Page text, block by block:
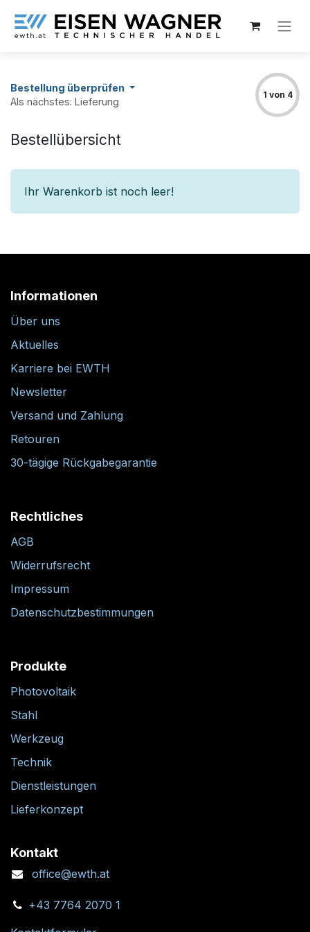
Bestellung überprüfen
Als nächstes: Lieferung
1 von 4
Bestellübersicht
Ihr Warenkorb ist noch leer!
Informationen
Über uns
Aktuelles
Karriere bei EWTH
Newsletter
Versand und Zahlung
Retouren
30-tägige Rückgabegarantie
Rechtliches
AGB
Widerrufsrecht
Impressum
Datenschutzbestimmungen
Produkte
Photovoltaik
Stahl
Werkzeug
Technik
Dienstleistungen
Lieferkonzept
Kontakt
office@ewth.at
+43 7764 2070 1